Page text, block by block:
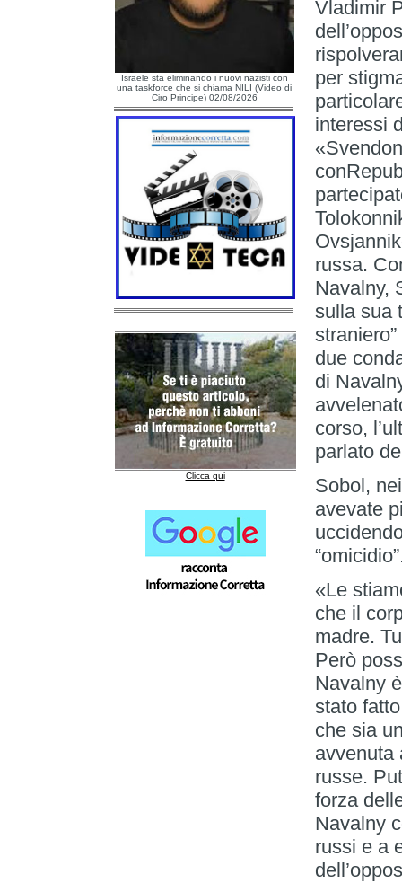
Israele sta eliminando i nuovi nazisti con
una taskforce che si chiama NILI (Video di
Ciro Principe) 02/08/2026
Clicca qui
Vladimir
per
interessi
russa.
Navalny,
sulla sua
due
di
corso,
parlato
Sobol,
avevate
«Le
che il
madre.
Però
Navalny
stato
che sia
avvenuta
russe.
forza
Navalny
russi e a